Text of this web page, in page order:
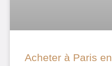
Acheter à Paris